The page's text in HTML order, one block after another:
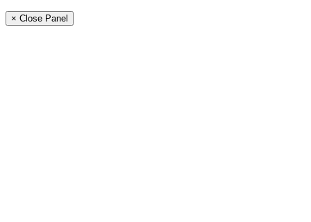
× Close Panel